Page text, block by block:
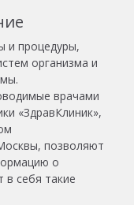
и процедуры,
организма и
врачами
«ЗдравКлиник»,
позволяют
о
в себя такие